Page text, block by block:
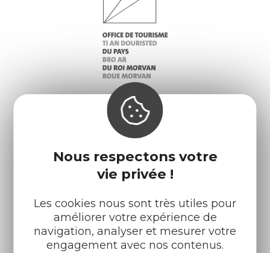
Nous respectons votre
vie privée !
Les cookies nous sont très utiles pour
améliorer votre expérience de
navigation, analyser et mesurer votre
engagement avec nos contenus.
Infos pratiques
Nos brochures
Météo
Retrouvez-nous sur :
Espace pro Partenaires